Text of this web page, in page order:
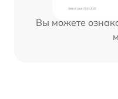
Вы можете